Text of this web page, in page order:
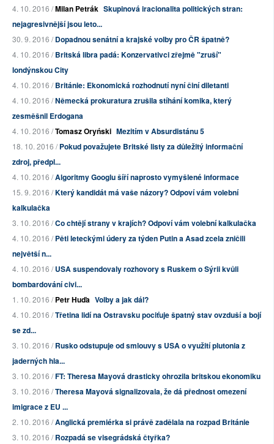
4. 10. 2016 /Milan Petrák Skupinová iracionalita politických stran:
nejagresivnější jsou leto...
30. 9. 2016 /Dopadnou senátní a krajské volby pro ČR špatně?
4. 10. 2016 /Britská libra padá: Konzervativci zřejmě "zruší"
londýnskou City
4. 10. 2016 /Británie: Ekonomická rozhodnutí nyní činí diletanti
4. 10. 2016 /Německá prokuratura zrušila stíhání komika, který
zesměšnil Erdogana
4. 10. 2016 /Tomasz Oryński Mezitím v Absurdistánu 5
18. 10. 2016 /Pokud považujete Britské listy za důležitý informační
zdroj, předpl...
4. 10. 2016 /Algoritmy Googlu šíří naprosto vymyšlené informace
15. 9. 2016 /Který kandidát má vaše názory? Odpoví vám volební
kalkulačka
3. 10. 2016 /Co chtějí strany v krajích? Odpoví vám volební kalkulačka
4. 10. 2016 /Pěti leteckými údery za týden Putin a Asad zcela zničili
největší n...
4. 10. 2016 /USA suspendovaly rozhovory s Ruskem o Sýrii kvůli
bombardování civi...
1. 10. 2016 /Petr Huďa Volby a jak dál?
4. 10. 2016 /Třetina lidí na Ostravsku pociťuje špatný stav ovzduší a bojí
se zd...
3. 10. 2016 /Rusko odstupuje od smlouvy s USA o využití plutonia z
jaderných hla...
3. 10. 2016 /FT: Theresa Mayová drasticky ohrozila britskou ekonomiku
3. 10. 2016 /Theresa Mayová signalizovala, že dá přednost omezení
imigrace z EU ...
2. 10. 2016 /Anglická premiérka si právě zadělala na rozpad Británie
3. 10. 2016 /Rozpadá se visegrádská čtyřka?